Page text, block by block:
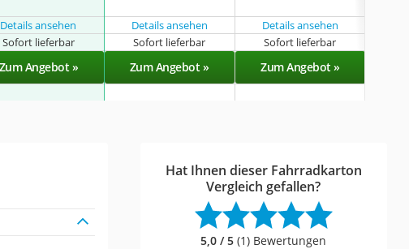
Details ansehen Details ansehen
Details ansehen
Sofort lieferbar Sofort lieferbar Sofort lieferbar
Zum Angebot » Zum Angebot » Zum Angebot »
Hat Ihnen dieser Fahrradkarton
Vergleich gefallen?
5,0 / 5 (1) Bewertungen